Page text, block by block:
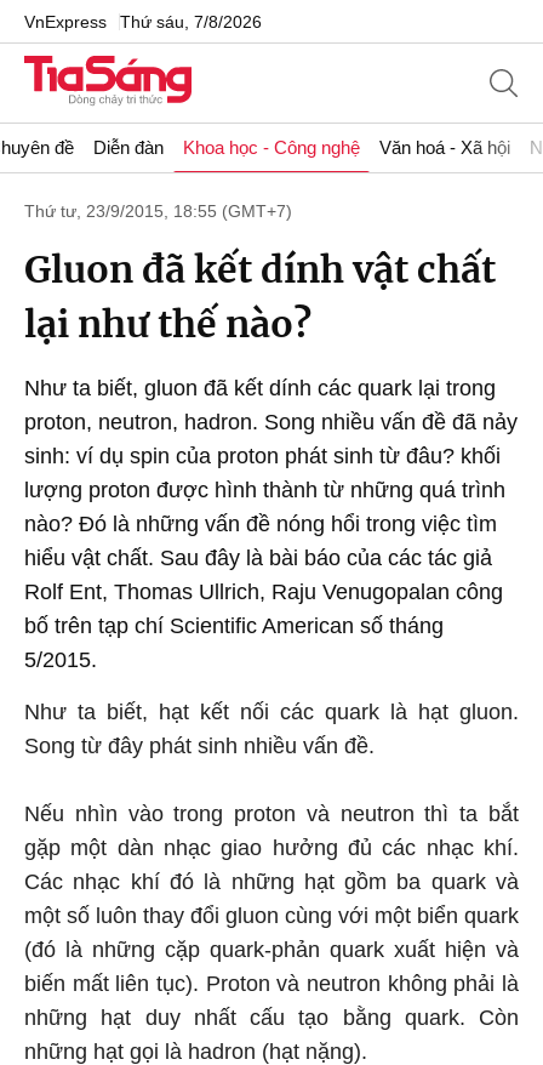
VnExpress Thứ sáu, 7/8/2026
đề Diễn đàn Khoa học - Công nghệ Văn hoá - Xã hội
Thứ tư, 23/9/2015, 18:55 (GMT+7)
Gluon đã kết dính vật chất
lại như thế nào?
Như ta biết, gluon đã kết dính các quark lại trong
proton, neutron, hadron. Song nhiều vấn đề đã nảy
sinh: ví dụ spin của proton phát sinh từ đâu? khối
lượng proton được hình thành từ những quá trình
nào? Đó là những vấn đề nóng hổi trong việc tìm
hiểu vật chất. Sau đây là bài báo của các tác giả
Rolf Ent, Thomas Ullrich, Raju Venugopalan công
bố trên tạp chí Scientific American số tháng
5/2015.
Như ta biết, hạt kết nối các quark là hạt gluon.
Song từ đây phát sinh nhiều vấn đề.
Nếu nhìn vào trong proton và neutron thì ta bắt
gặp một dàn nhạc giao hưởng đủ các nhạc khí.
Các nhạc khí đó là những hạt gồm ba quark và
một số luôn thay đổi gluon cùng với một biển quark
(đó là những cặp quark-phản quark xuất hiện và
biến mất liên tục). Proton và neutron không phải là
những hạt duy nhất cấu tạo bằng quark. Còn
những hạt gọi là hadron (hạt nặng).